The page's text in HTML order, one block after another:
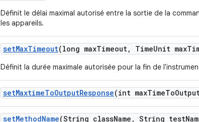
Définit le délai maximal autorisé entre la sortie de la
les appareils.
setMaxTimeout(long maxTimeout, TimeUnit max
Définit la durée maximale autorisée pour la fin de
setMaxtimeToOutputResponse(int maxTimeTo
setMethodName(String className , String test